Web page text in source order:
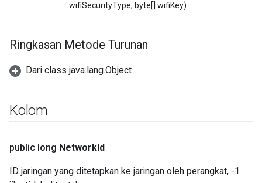
wifiSecurityType, byte[] wifiKey)
Ringkasan Metode Turunan
Dari class java.lang.Object
Kolom
public long NetworkId
ID jaringan yang ditetapkan ke jaringan oleh perangkat, -1